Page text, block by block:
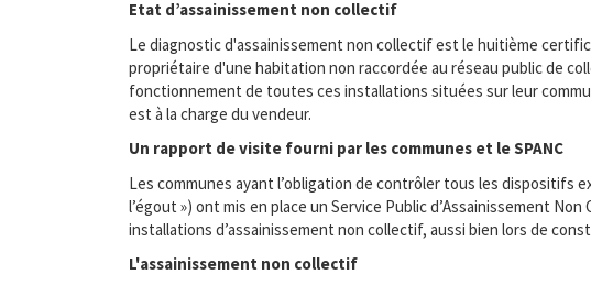
Etat d’assainissement non collectif
Le diagnostic d'assainissement non collectif est le huitième
propriétaire d'une habitation non raccordée au réseau public de
fonctionnement de toutes ces installations situées sur leur
est à la charge du vendeur.
Un rapport de visite fourni par les communes et le SPANC
Les communes ayant l’obligation de contrôler tous les dispositifs
l’égout ») ont mis en place un Service Public d’Assainissement
installations d’assainissement non collectif, aussi bien lors de
L'assainissement non collectif